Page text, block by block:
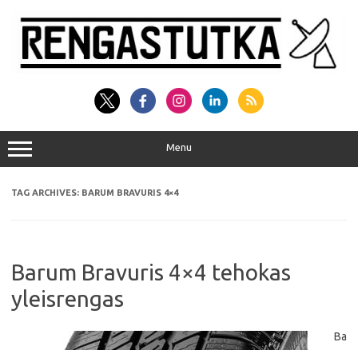
content
Menu
TAG ARCHIVES: BARUM BRAVURIS 4×4
Barum Bravuris 4×4 tehokas
yleisrengas
Ba